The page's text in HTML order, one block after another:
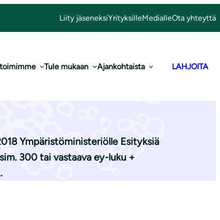
Liity jäseneksiYrityksilleMedialleOta yhteyttä
Tule mukaan Ajankohtaista LAHJOITA
Ympäristöministeriölle Esityksiä
300 tai vastaava ey-luku +